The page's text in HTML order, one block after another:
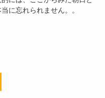
に忘れられません。。